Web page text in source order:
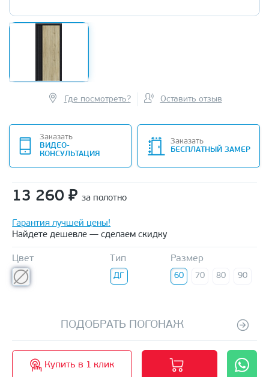
Где посмотреть? Оставить отзыв
Заказать
ВИДЕО-
КОНСУЛЬТАЦИЯ
Заказать
БЕСПЛАТНЫЙ ЗАМЕР
13 260 ₽ за полотно
Гарантия лучшей цены!
Найдете дешевле — сделаем скидку
Цвет Тип
ДГ
Размер
60 70 80 90
ПОДОБРАТЬ ПОГОНАЖ
Купить в 1 клик